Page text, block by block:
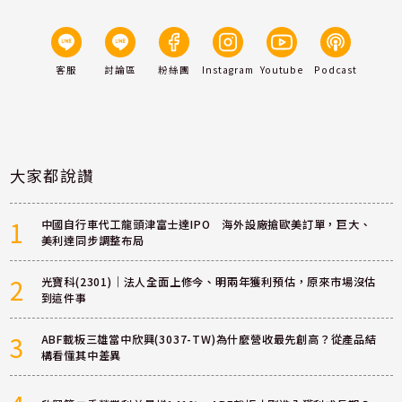
客服 討論區 粉絲團 Instagram Youtube Podcast
大家都說讚
1
中國自行車代工龍頭津富士達IPO 海外設廠搶歐美訂單，巨大、
美利達同步調整布局
2
光寶科(2301)｜法人全面上修今、明兩年獲利預估，原來市場沒估
到這件事
3
ABF載板三雄當中欣興(3037-TW)為什麼營收最先創高？從產品結
構看懂其中差異